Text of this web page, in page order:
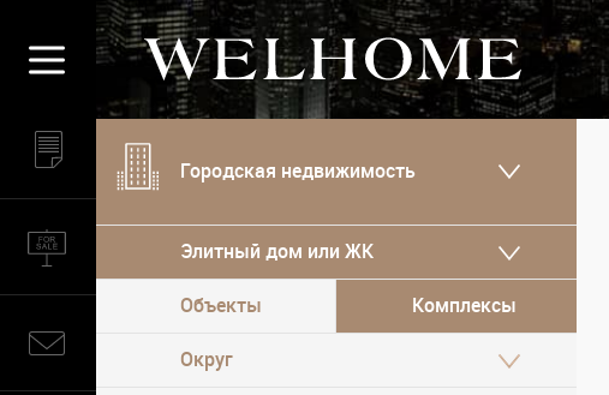
Городская недвижимость
Элитный дом или ЖК
Объекты Комплексы
Округ